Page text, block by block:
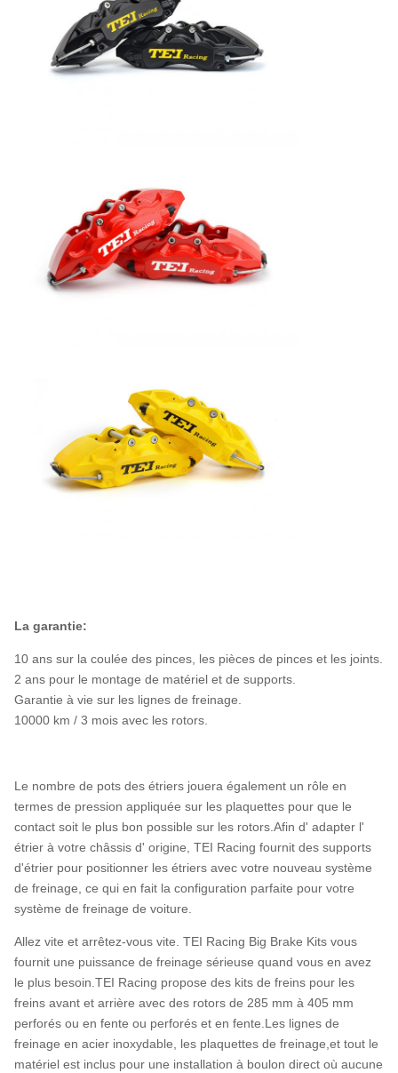
La garantie:
10 ans sur la coulée des pinces, les pièces de pinces et les joints.
2 ans pour le montage de matériel et de supports.
Garantie à vie sur les lignes de freinage.
10000 km / 3 mois avec les rotors.
Le nombre de pots des étriers jouera également un rôle en
termes de pression appliquée sur les plaquettes pour que le
contact soit le plus bon possible sur les rotors.Afin d' adapter l'
étrier à votre châssis d' origine, TEI Racing fournit des supports
d'étrier pour positionner les étriers avec votre nouveau système
de freinage, ce qui en fait la configuration parfaite pour votre
système de freinage de voiture.
Allez vite et arrêtez-vous vite. TEI Racing Big Brake Kits vous
fournit une puissance de freinage sérieuse quand vous en avez
le plus besoin.TEI Racing propose des kits de freins pour les
freins avant et arrière avec des rotors de 285 mm à 405 mm
perforés ou en fente ou perforés et en fente.Les lignes de
freinage en acier inoxydable, les plaquettes de freinage,et tout le
matériel est inclus pour une installation à boulon direct où aucune